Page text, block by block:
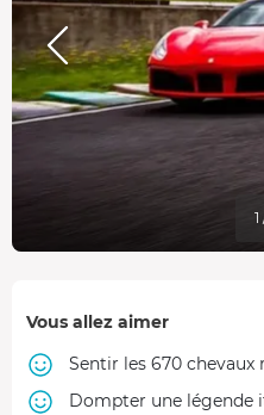
Vous allez aimer
Sentir les 670
Dompter une légende